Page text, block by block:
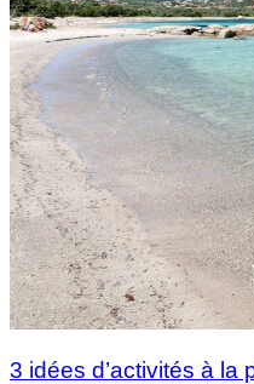
3 idées d’activités à la